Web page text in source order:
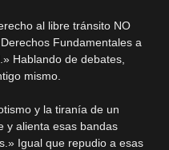
al libre tránsito NO
Fundamentales a
Hablando de debates,
mismo.
y la tiranía de un
y alienta esas bandas
Igual que repudio a esas